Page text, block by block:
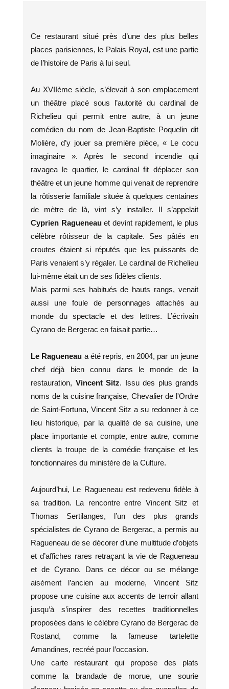
Ce restaurant situé près d’une des plus belles
places parisiennes, le Palais Royal, est une partie
de l’histoire de Paris à lui seul.
Au XVIIème siècle, s’élevait à son emplacement
un théâtre placé sous l’autorité du cardinal de
Richelieu qui permit entre autre, à un jeune
comédien du nom de Jean-Baptiste Poquelin dit
Molière, d’y jouer sa première pièce, « Le cocu
imaginaire ». Après le second incendie qui
ravagea le quartier, le cardinal fit déplacer son
théâtre et un jeune homme qui venait de reprendre
la rôtisserie familiale située à quelques centaines
de mètre de là, vint s’y installer. Il s’appelait
Cyprien Ragueneauet devint rapidement, le plus
célèbre rôtisseur de la capitale. Ses pâtés en
croutes étaient si réputés que les puissants de
Paris venaient s’y régaler. Le cardinal de Richelieu
lui-même était un de ses fidèles clients.
Mais parmi ses habitués de hauts rangs, venait
aussi une foule de personnages attachés au
monde du spectacle et des lettres. L’écrivain
Cyrano de Bergerac en faisait partie…
Le Ragueneau a été repris, en 2004, par un jeune
chef déjà bien connu dans le monde de la
restauration, Vincent Sitz. Issu des plus grands
noms de la cuisine française, Chevalier de l'Ordre
de Saint-Fortuna, Vincent Sitz a su redonner à ce
lieu historique, par la qualité de sa cuisine, une
place importante et compte, entre autre, comme
clients la troupe de la comédie française et les
fonctionnaires du ministère de la Culture.
Aujourd’hui, Le Ragueneau est redevenu fidèle à
sa tradition. La rencontre entre Vincent Sitz et
Thomas Sertilanges, l’un des plus grands
spécialistes de Cyrano de Bergerac, a permis au
Ragueneau de se décorer d’une multitude d’objets
et d’affiches rares retraçant la vie de Ragueneau
et de Cyrano. Dans ce décor ou se mélange
aisément l’ancien au moderne, Vincent Sitz
propose une cuisine aux accents de terroir allant
jusqu’à s’inspirer des recettes traditionnelles
proposées dans le célèbre Cyrano de Bergerac de
Rostand, comme la fameuse tartelette
Amandines, recréé pour l’occasion.
Une carte restaurant qui propose des plats
comme la brandade de morue, une sourie